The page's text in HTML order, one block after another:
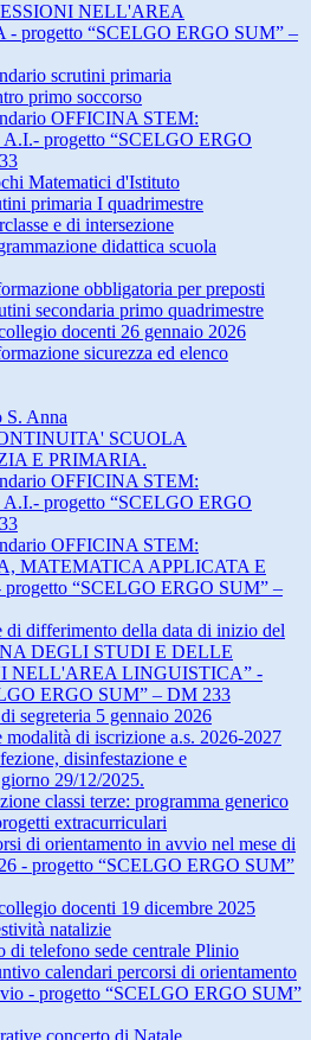
NELL'AREA
progetto “SCELGO ERGO SUM” –
scrutini primaria
primo soccorso
OFFICINA STEM:
progetto “SCELGO ERGO
Matematici d'Istituto
primaria I quadrimestre
e di intersezione
didattica scuola
obbligatoria per preposti
secondaria primo quadrimestre
docenti 26 gennaio 2026
sicurezza ed elenco
S. Anna
SCUOLA
E PRIMARIA.
OFFICINA STEM:
progetto “SCELGO ERGO
OFFICINA STEM:
MATEMATICA APPLICATA E
“SCELGO ERGO SUM” –
di differimento della data di inizio del
DEGLI STUDI E DELLE
NELL'AREA LINGUISTICA” -
ERGO SUM” – DM 233
segreteria 5 gennaio 2026
modalità di iscrizione a.s. 2026-2027
disinfestazione e
29/12/2025.
classi terze: programma generico
extracurriculari
di orientamento in avvio nel mese di
- progetto “SCELGO ERGO SUM”
docenti 19 dicembre 2025
natalizie
di telefono sede centrale Plinio
calendari percorsi di orientamento
- progetto “SCELGO ERGO SUM”